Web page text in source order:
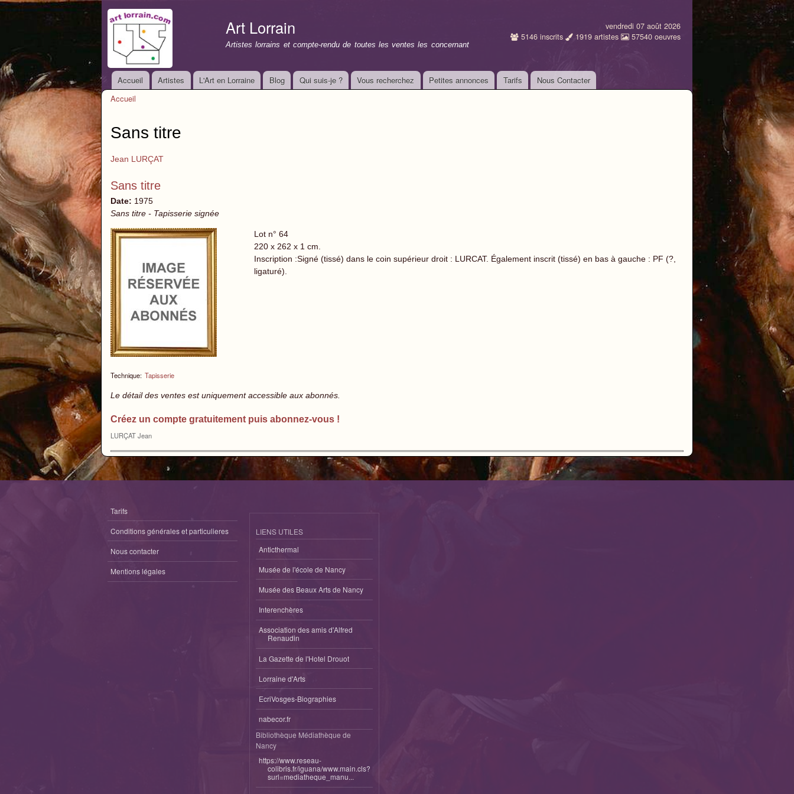
Art Lorrain
Artistes lorrains et compte-rendu de toutes les ventes les concernant
vendredi 07 août 2026
5146 inscrits 1919 artistes 57540 oeuvres
Menu principal
Accueil Artistes L'Art en Lorraine Blog Qui suis-je ? Vous recherchez Petites annonces Tarifs Nous Contacter
Accueil
Sans titre
Jean LURÇAT
Sans titre
Date: 1975
Sans titre - Tapisserie signée
Technique: Tapisserie
Lot n° 64
220 x 262 x 1 cm.
Inscription :Signé (tissé) dans le coin supérieur droit : LURCAT. Également inscrit (tissé) en bas à gauche : PF (?,
ligaturé).
Le détail des ventes est uniquement accessible aux abonnés.
Créez un compte gratuitement puis abonnez-vous !
LURÇAT Jean
Tarifs
Conditions générales et particulieres
Nous contacter
Mentions légales
LIENS UTILES
Anticthermal
Musée de l'école de Nancy
Musée des Beaux Arts de Nancy
Interenchères
Association des amis d'Alfred
Renaudin
La Gazette de l'Hotel Drouot
Lorraine d'Arts
EcriVosges-Biographies
nabecor.fr
Bibliothèque Médiathèque de
Nancy
https://www.reseau-
colibris.fr/iguana/www.main.cls?
surl=mediatheque_manu...